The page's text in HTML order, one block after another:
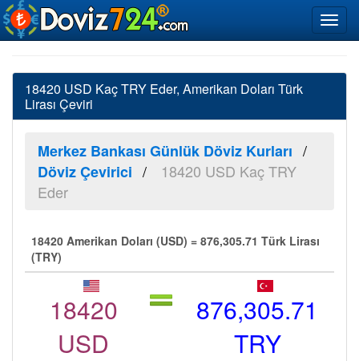
18420 USD Kaç TRY Eder, Amerikan Doları Türk
Lirası Çeviri
Merkez Bankası Günlük Döviz Kurları
Döviz Çevirici
18420 USD Kaç TRY
Eder
18420 Amerikan Doları (USD) = 876,305.71 Türk Lirası
(TRY)
18420
USD
876,305.71
TRY